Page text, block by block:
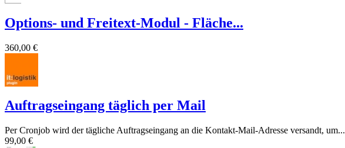
Options- und Freitext-Modul - Fläche...
360,00 €
Auftragseingang täglich per Mail
Per Cronjob wird der tägliche Auftragseingang an die Kontakt-Mail-Adresse versandt, um...
99,00 €